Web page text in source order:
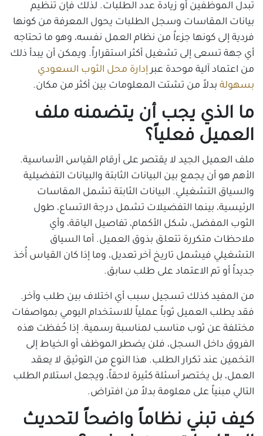
تبدل الموظفين أو زيادة عدد الطلبات. لذلك فإن تنظيم
بيانات المقاسات وسجل الطلبات يحول المعرفة من كونها
فردية إلى كونها جزءاً من نظام العمل نفسه، وهو ما تحتاجه
أي جهة تسعى إلى تشغيل أكثر استقراراً. ويمكن أن يبدأ ذلك
من اعتماد آلية موحدة عبر إدارة محل الثوب السعودي
بسهولة بدلاً من تشتت المعلومات بين أكثر من مكان.
ما الذي يجب أن يتضمنه ملف
العميل فعلياً؟
ملف العميل الجيد لا يقتصر على أرقام القياس الأساسية.
الأهم هو أن يجمع بين البيانات الثابتة والبيانات التفضيلية
والسياق التشغيلي. البيانات الثابتة تشمل المقاسات
الرئيسية، بينما التفضيلات تشمل درجة الاتساع، طول
الثوب المفضل، شكل الأكمام، تفاصيل الياقة، وأي
ملاحظات متكررة تتعلق بذوق العميل. أما السياق
التشغيلي فيشمل تاريخ آخر تعديل، وما إذا كان القياس أُخذ
جديداً أو تم الاعتماد على طلب سابق.
من المفيد كذلك تسجيل سبب أي اختلاف بين طلب وآخر.
فقد يطلب العميل ثوباً عملياً للاستخدام اليومي بمواصفات
مختلفة عن ثوب مناسب لمناسبة رسمية. إذا حُفظت هذه
الفروق داخل السجل، فلن يضطر الموظف أو الخياط إلى
التخمين عند تكرار الطلب. هذا النوع من التوثيق لا يعقد
العمل، بل يختصر أسئلة كثيرة لاحقاً، ويجعل استلام الطلب
التالي مبنياً على معلومة بدلاً من افتراض.
كيف تبني نظاماً واضحاً لتحديث